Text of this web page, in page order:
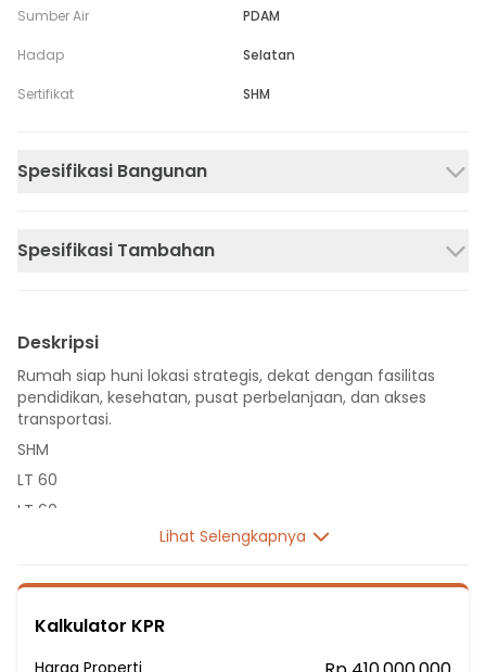
Sumber Air PDAM
Hadap Selatan
Sertifikat SHM
Spesifikasi Bangunan
Spesifikasi Tambahan
Deskripsi
Rumah siap huni lokasi strategis, dekat dengan fasilitas
pendidikan, kesehatan, pusat perbelanjaan, dan akses
transportasi.
SHM
LT 60
LT 60
Listrik 1300 VA
Sumber Air PDAM
Lihat Selengkapnya
Kalkulator KPR
Harga Properti